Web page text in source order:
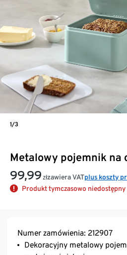
Metalowy pojemnik na
99,99 złzawiera VATplus koszty
Produkt tymczasowo niedostępny
1/3
Numer zamówienia: 212907
Dekoracyjny metalowy